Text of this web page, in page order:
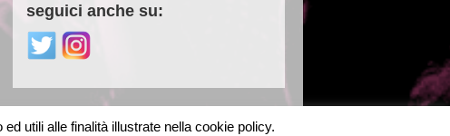
seguici anche su:
utili alle finalità illustrate nella cookie policy.